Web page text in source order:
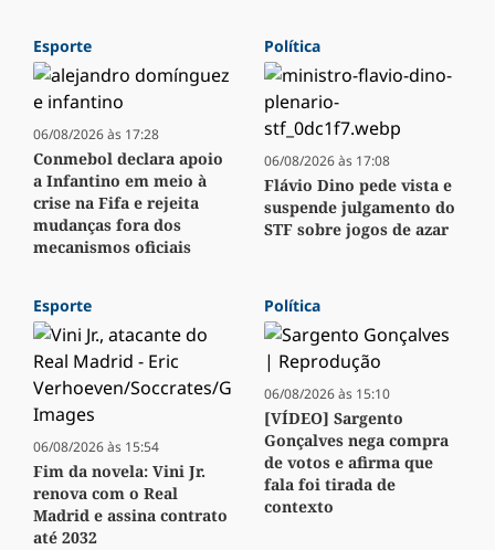
Esporte
06/08/2026 às 17:28
Conmebol declara apoio
a Infantino em meio à
crise na Fifa e rejeita
mudanças fora dos
mecanismos oficiais
Política
06/08/2026 às 17:08
Flávio Dino pede vista e
suspende julgamento do
STF sobre jogos de azar
Esporte
06/08/2026 às 15:54
Fim da novela: Vini Jr.
renova com o Real
Madrid e assina contrato
até 2032
Política
06/08/2026 às 15:10
[VÍDEO] Sargento
Gonçalves nega compra
de votos e afirma que
fala foi tirada de
contexto